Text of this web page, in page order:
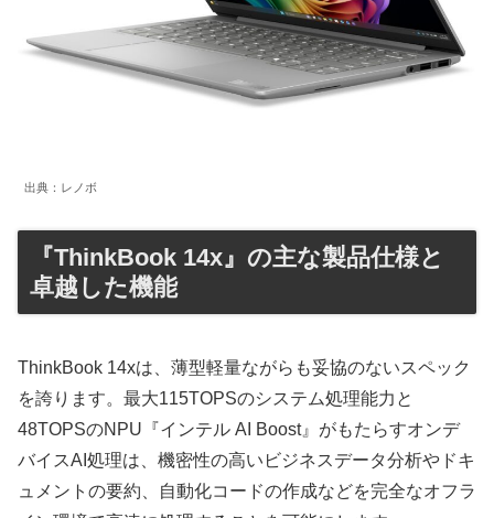
出典：レノボ
『ThinkBook 14x』の主な製品仕様と
卓越した機能
ThinkBook 14xは、薄型軽量ながらも妥協のないスペック
を誇ります。最大115TOPSのシステム処理能力と
48TOPSのNPU『インテル AI Boost』がもたらすオンデ
バイスAI処理は、機密性の高いビジネスデータ分析やドキ
ュメントの要約、自動化コードの作成などを完全なオフラ